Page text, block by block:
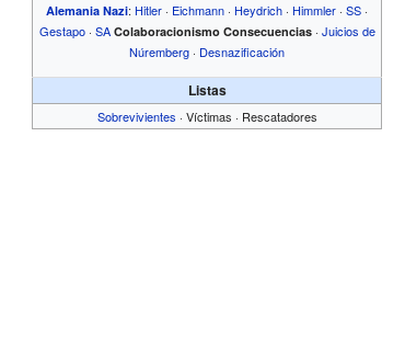
Alemania Nazi: Hitler · Eichmann · Heydrich · Himmler ·SS ·
Gestapo· SA Colaboracionismo Consecuencias· Juicios de
Núremberg · Desnazificación
Listas
Sobrevivientes · Víctimas · Rescatadores